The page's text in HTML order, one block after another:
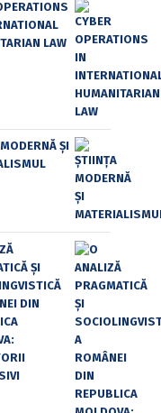
LAW
ȘI
ȘI
DIN